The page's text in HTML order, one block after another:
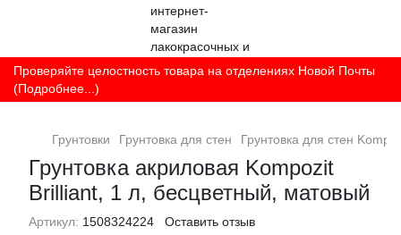
Проверяйте целостность товара на отделениях Новой Почты
(Подробнее...)
Грунтовки Грунтовка для стен Грунтовка для стен
Грунтовка акриловая Kompozit
Brilliant, 1 л, бесцветный, матовый
Артикул: 1508324224 Оставить отзыв